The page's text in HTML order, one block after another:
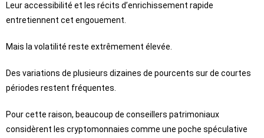
Leur accessibilité et les récits d’enrichissement rapide
entretiennent cet engouement.
Mais la volatilité reste extrêmement élevée.
Des variations de plusieurs dizaines de pourcents sur de courtes
périodes restent fréquentes.
Pour cette raison, beaucoup de conseillers patrimoniaux
considèrent les cryptomonnaies comme une poche spéculative